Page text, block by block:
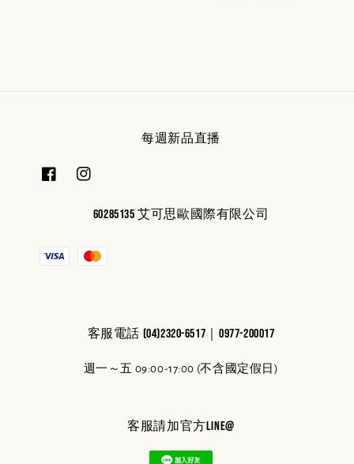
每週新品直播
60285135 艾可思歐國際有限公司
客服電話 (04)2320-6517｜0977-200017
週一～五 09:00-17:00 (不含國定假日)
客服請加官方line@